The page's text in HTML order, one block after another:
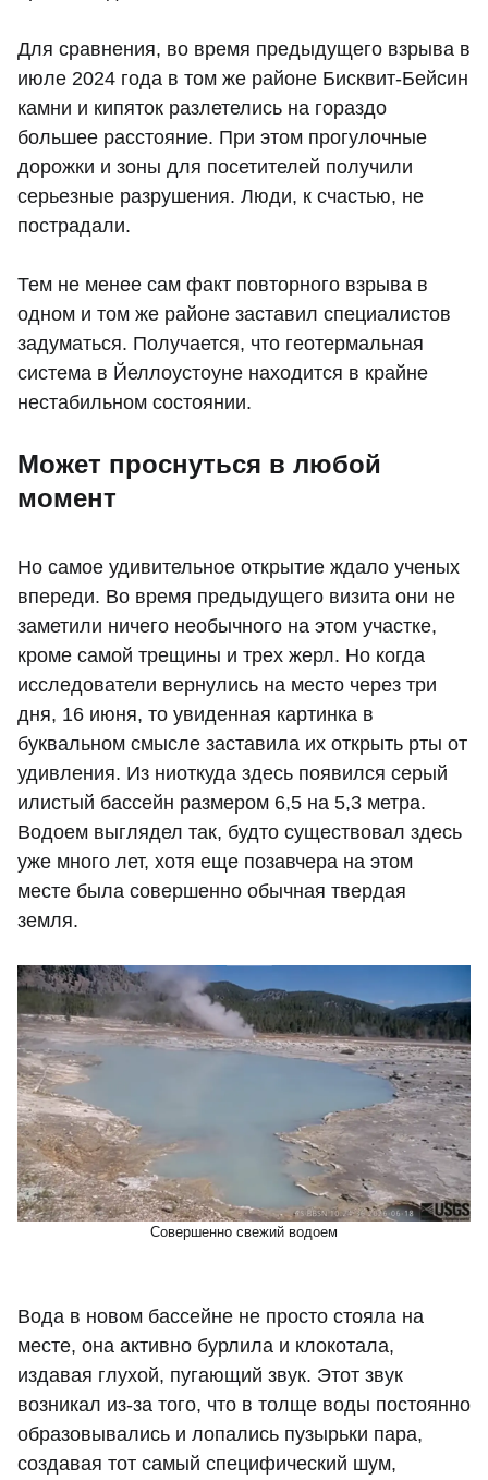
Для сравнения, во время предыдущего взрыва в
июле 2024 года в том же районе Бисквит-Бейсин
камни и кипяток разлетелись на гораздо
большее расстояние. При этом прогулочные
дорожки и зоны для посетителей получили
серьезные разрушения. Люди, к счастью, не
пострадали.
Тем не менее сам факт повторного взрыва в
одном и том же районе заставил специалистов
задуматься. Получается, что геотермальная
система в Йеллоустоуне находится в крайне
нестабильном состоянии.
Может проснуться в любой
момент
Но самое удивительное открытие ждало ученых
впереди. Во время предыдущего визита они не
заметили ничего необычного на этом участке,
кроме самой трещины и трех жерл. Но когда
исследователи вернулись на место через три
дня, 16 июня, то увиденная картинка в
буквальном смысле заставила их открыть рты от
удивления. Из ниоткуда здесь появился серый
илистый бассейн размером 6,5 на 5,3 метра.
Водоем выглядел так, будто существовал здесь
уже много лет, хотя еще позавчера на этом
месте была совершенно обычная твердая
земля.
Совершенно свежий водоем
Вода в новом бассейне не просто стояла на
месте, она активно бурлила и клокотала,
издавая глухой, пугающий звук. Этот звук
возникал из-за того, что в толще воды постоянно
образовывались и лопались пузырьки пара,
создавая тот самый специфический шум,